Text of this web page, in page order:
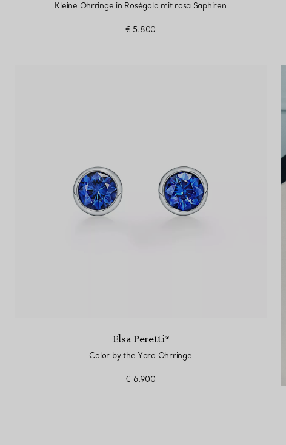
Kleine Ohrringe in Roségold mit rosa Saphiren
€ 5.800
Elsa Peretti®
Color by the Yard Ohrringe
€ 6.900